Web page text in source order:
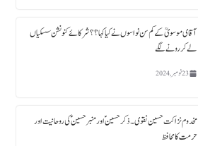
آقای موسویؒ کے کم سن نواسوں نے کیا کہا ؟؟ شرکائے کنونشن سسکیاں
لے کر رونے لگے
23 نومبر, 2024
مخدوم نزاکت حسین نقوی ۔ ذکر حسین ؑ اور منبر حسین ؑ کی روحانیت اور
حرمت کا محافظ